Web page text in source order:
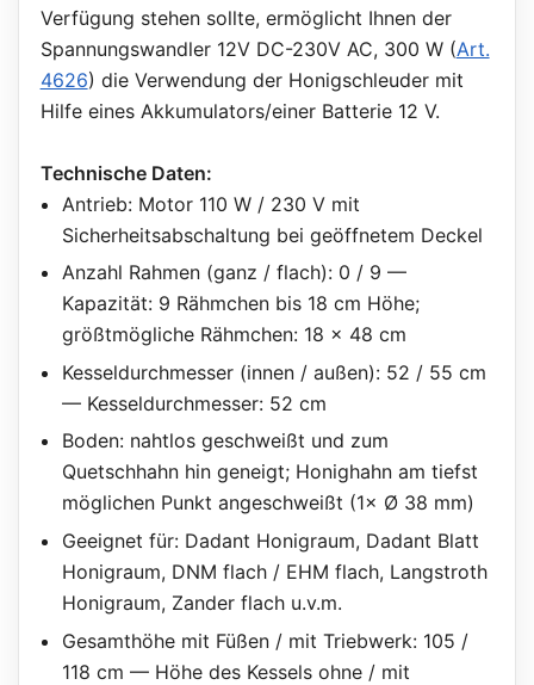
Verfügung stehen sollte, ermöglicht Ihnen der
Spannungswandler 12V DC-230V AC, 300 W (Art.
4626) die Verwendung der Honigschleuder mit
Hilfe eines Akkumulators/einer Batterie 12 V.
Technische Daten:
Antrieb: Motor 110 W / 230 V mit
Sicherheitsabschaltung bei geöffnetem Deckel
Anzahl Rahmen (ganz / flach): 0 / 9 —
Kapazität: 9 Rähmchen bis 18 cm Höhe;
größtmögliche Rähmchen: 18 x 48 cm
Kesseldurchmesser (innen / außen): 52 / 55 cm
— Kesseldurchmesser: 52 cm
Boden: nahtlos geschweißt und zum
Quetschhahn hin geneigt; Honighahn am tiefst
möglichen Punkt angeschweißt (1× Ø 38 mm)
Geeignet für: Dadant Honigraum, Dadant Blatt
Honigraum, DNM flach / EHM flach, Langstroth
Honigraum, Zander flach u.v.m.
Gesamthöhe mit Füßen / mit Triebwerk: 105 /
118 cm — Höhe des Kessels ohne / mit